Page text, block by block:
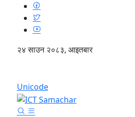
२४ साउन २०८३, आइतबार
Unicode